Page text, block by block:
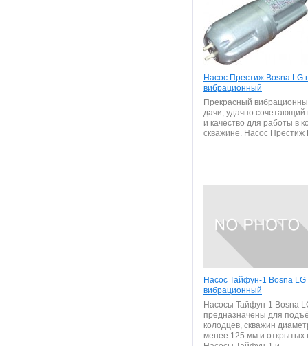
Насос Престиж Bosna LG
вибрационный
Прекрасный
дачи, удачно сочетающий
и качество для работы в
скважине. Насос Престиж
Насос Тайфун-1 Bosna LG
вибрационный
Насосы Тайфун-1 Bosna
предназначены для
колодцев, скважин
менее 125 мм и открытых